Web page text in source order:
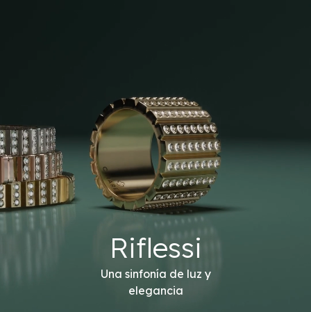
Riflessi
Una sinfonía de luz y
elegancia